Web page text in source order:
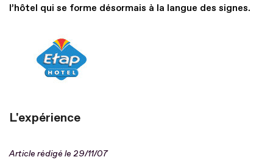
l’hôtel qui se forme désormais à la langue des signes.
L'expérience
Article rédigé le 29/11/07